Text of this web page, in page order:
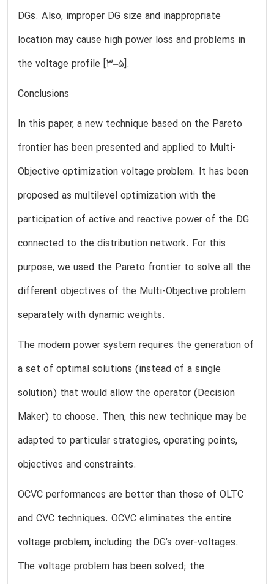
DGs. Also, improper DG size and inappropriate
location may cause high power loss and problems in
the voltage profile [3–5].
Conclusions
In this paper, a new technique based on the Pareto
frontier has been presented and applied to Multi-
Objective optimization voltage problem. It has been
proposed as multilevel optimization with the
participation of active and reactive power of the DG
connected to the distribution network. For this
purpose, we used the Pareto frontier to solve all the
different objectives of the Multi-Objective problem
separately with dynamic weights.
The modern power system requires the generation of
a set of optimal solutions (instead of a single
solution) that would allow the operator (Decision
Maker) to choose. Then, this new technique may be
adapted to particular strategies, operating points,
objectives and constraints.
OCVC performances are better than those of OLTC
and CVC techniques. OCVC eliminates the entire
voltage problem, including the DG’s over-voltages.
The voltage problem has been solved; the